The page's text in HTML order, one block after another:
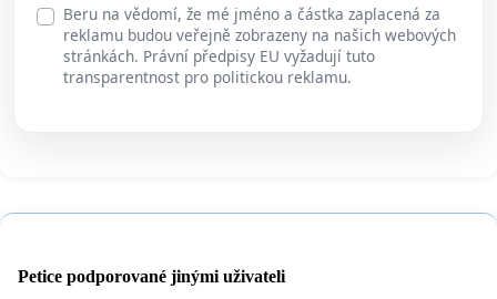
Beru na vědomí, že mé jméno a částka zaplacená za
reklamu budou veřejně zobrazeny na našich webových
stránkách. Právní předpisy EU vyžadují tuto
transparentnost pro politickou reklamu.
Petice podporované jinými uživateli